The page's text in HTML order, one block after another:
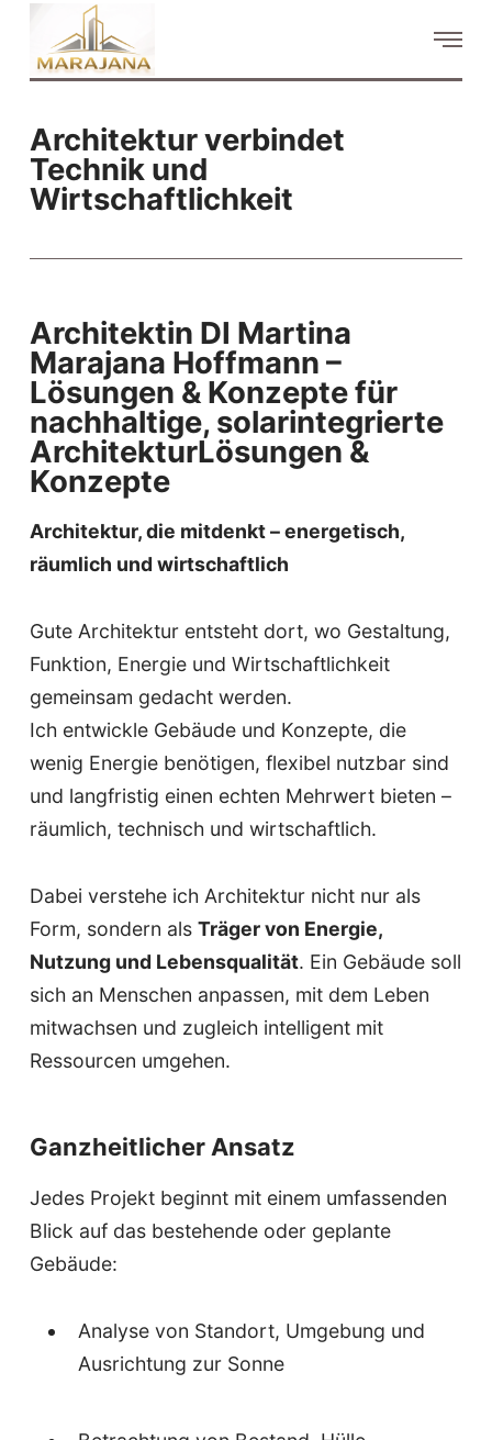
Architektur verbindet
Technik und
Wirtschaftlichkeit
Architektin DI Martina
Marajana Hoffmann –
Lösungen & Konzepte für
nachhaltige, solarintegrierte
ArchitekturLösungen &
Konzepte
Architektur, die mitdenkt – energetisch,
räumlich und wirtschaftlich
Gute Architektur entsteht dort, wo Gestaltung,
Funktion, Energie und Wirtschaftlichkeit
gemeinsam gedacht werden.
Ich entwickle Gebäude und Konzepte, die
wenig Energie benötigen, flexibel nutzbar sind
und langfristig einen echten Mehrwert bieten –
räumlich, technisch und wirtschaftlich.
Dabei verstehe ich Architektur nicht nur als
Form, sondern als Träger von Energie,
Nutzung und Lebensqualität. Ein Gebäude soll
sich an Menschen anpassen, mit dem Leben
mitwachsen und zugleich intelligent mit
Ressourcen umgehen.
Ganzheitlicher Ansatz
Jedes Projekt beginnt mit einem umfassenden
Blick auf das bestehende oder geplante
Gebäude:
Analyse von Standort, Umgebung und
Ausrichtung zur Sonne